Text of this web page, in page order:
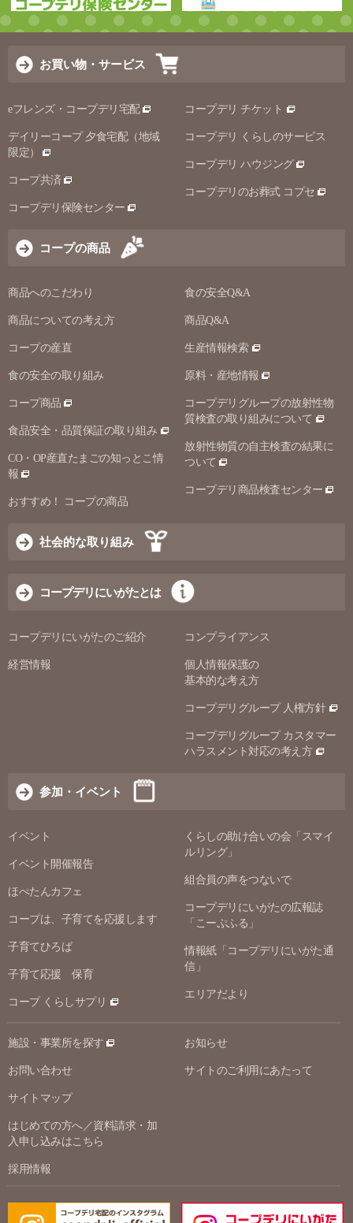
お買い物・サービス
eフレンズ・コープデリ宅配
デイリーコープ 夕食宅配（地域
限定）
コープ共済
コープデリ保険センター
コープデリ チケット
コープデリ くらしのサービス
コープデリ ハウジング
コープデリのお葬式 コプセ
コープの商品
商品へのこだわり
商品についての考え方
コープの産直
食の安全の取り組み
コープ商品
食品安全・品質保証の取り組み
CO・OP産直たまごの知っとこ情
報
おすすめ！ コープの商品
食の安全Q&A
商品Q&A
生産情報検索
原料・産地情報
コープデリグループの放射性物
質検査の取り組みについて
放射性物質の自主検査の結果に
ついて
コープデリ商品検査センター
社会的な取り組み
コープデリにいがたとは
コープデリにいがたのご紹介
経営情報
コンプライアンス
個人情報保護の
基本的な考え方
コープデリグループ 人権方針
コープデリグループ カスタマー
ハラスメント対応の考え方
参加・イベント
イベント
イベント開催報告
ほぺたんカフェ
コープは、子育てを応援します
子育てひろば
子育て応援 保育
コープ くらしサプリ
くらしの助け合いの会「スマイ
ルリング」
組合員の声をつないで
コープデリにいがたの広報誌
「こーぷふる」
情報紙「コープデリにいがた通
信」
エリアだより
施設・事業所を探す
お問い合わせ
サイトマップ
はじめての方へ／資料請求・加
入申し込みはこちら
採用情報
お知らせ
サイトのご利用にあたって